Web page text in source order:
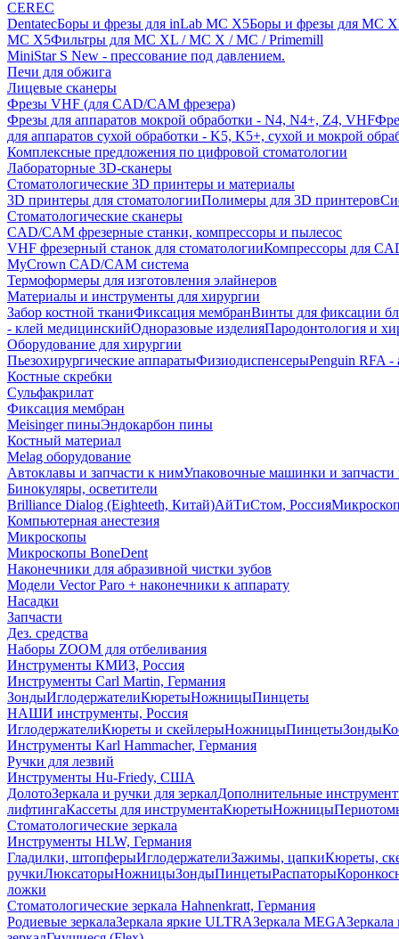
CEREC
DentatecБоры и фрезы для inLab MC X5Боры и фрезы для MC
MC X5Фильтры для MC XL / MC X / MC / Primemill
MiniStar S New - прессование под давлением.
Печи для обжига
Лицевые сканеры
Фрезы VHF (для CAD/CAM фрезера)
Фрезы для аппаратов мокрой обработки - N4, N4+, Z4, VHF
для аппаратов сухой обработки - K5, K5+, сухой и мокрой
Комплексные предложения по цифровой стоматологии
Лабораторные 3D-сканеры
Стоматологические 3D принтеры и материалы
3D принтеры для стоматологииПолимеры для 3D принтеров
Стоматологические сканеры
CAD/CAM фрезерные станки, компрессоры и пылесос
VHF фрезерный станок для стоматологииКомпрессоры для
MyCrown CAD/CAM система
Термоформеры для изготовления элайнеров
Материалы и инструменты для хирургии
Забор костной тканиФиксация мембранВинты для фиксации
- клей медицинскийОдноразовые изделияПародонтология и
Оборудование для хирургии
Пьезохирургические аппаратыФизиодиспенсерыPenguin RFA -
Костные скребки
Сульфакрилат
Фиксация мембран
Meisinger пиныЭндокарбон пины
Костный материал
Melag оборудование
Автоклавы и запчасти к нимУпаковочные машинки и
Бинокуляры, осветители
Brilliance Dialog (Eighteeth, Китай)АйТиСтом, Россия
Компьютерная анестезия
Микроскопы
Микроскопы BoneDent
Наконечники для абразивной чистки зубов
Модели Vector Paro + наконечники к аппарату
Насадки
Запчасти
Дез. средства
Наборы ZOOM для отбеливания
Инструменты КМИЗ, Россия
Инструменты Carl Martin, Германия
ЗондыИглодержателиКюретыНожницыПинцеты
НАШИ инструменты, Россия
ИглодержателиКюреты и скейлерыНожницыПинцетыЗонды
Инструменты Karl Hammacher, Германия
Ручки для лезвий
Инструменты Hu-Friedy, США
ДолотоЗеркала и ручки для зеркалДополнительные
лифтингаКассеты для инструментаКюретыНожницы
Стоматологические зеркала
Инструменты HLW, Германия
Гладилки, штопферыИглодержателиЗажимы, цапкиКюреты,
ручкиЛюксаторыНожницыЗондыПинцетыРаспаторы
ложки
Стоматологические зеркала Hahnenkratt, Германия
Родиевые зеркалаЗеркала яркие ULTRAЗеркала MEGAЗеркала